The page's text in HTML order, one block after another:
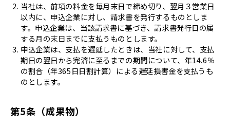
当社は、前項の料金を毎月末日で締め切り、翌月３営業日
以内に、申込企業に対し、請求書を発行するものとしま
す。申込企業は、当該請求書に基づき、請求書発行日の属
する月の末日までに支払うものとします。
申込企業は、支払を遅延したときは、当社に対して、支払
期日の翌日から完済に至るまでの期間について、年14.6％
の割合（年365日日割計算）による遅延損害金を支払うも
のとします。
第5条（成果物）